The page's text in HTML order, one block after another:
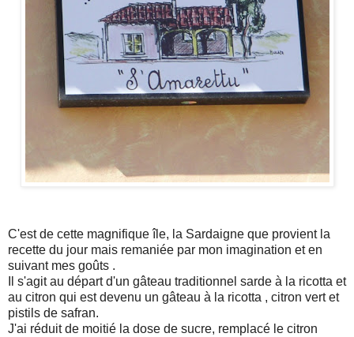
C'est de cette magnifique île, la Sardaigne que provient la
recette du jour mais remaniée par mon imagination et en
suivant mes goûts .
Il s'agit au départ d'un gâteau traditionnel sarde à la ricotta et
au citron qui est devenu un gâteau à la ricotta , citron vert et
pistils de safran.
J'ai réduit de moitié la dose de sucre, remplacé le citron